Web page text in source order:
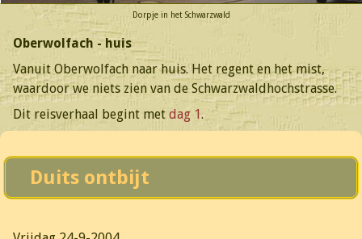
Dorpje in het Schwarzwald
Oberwolfach - huis
Vanuit Oberwolfach naar huis. Het regent en het mist,
waardoor we niets zien van de Schwarzwaldhochstrasse.
Dit reisverhaal begint met dag 1.
Duits ontbijt